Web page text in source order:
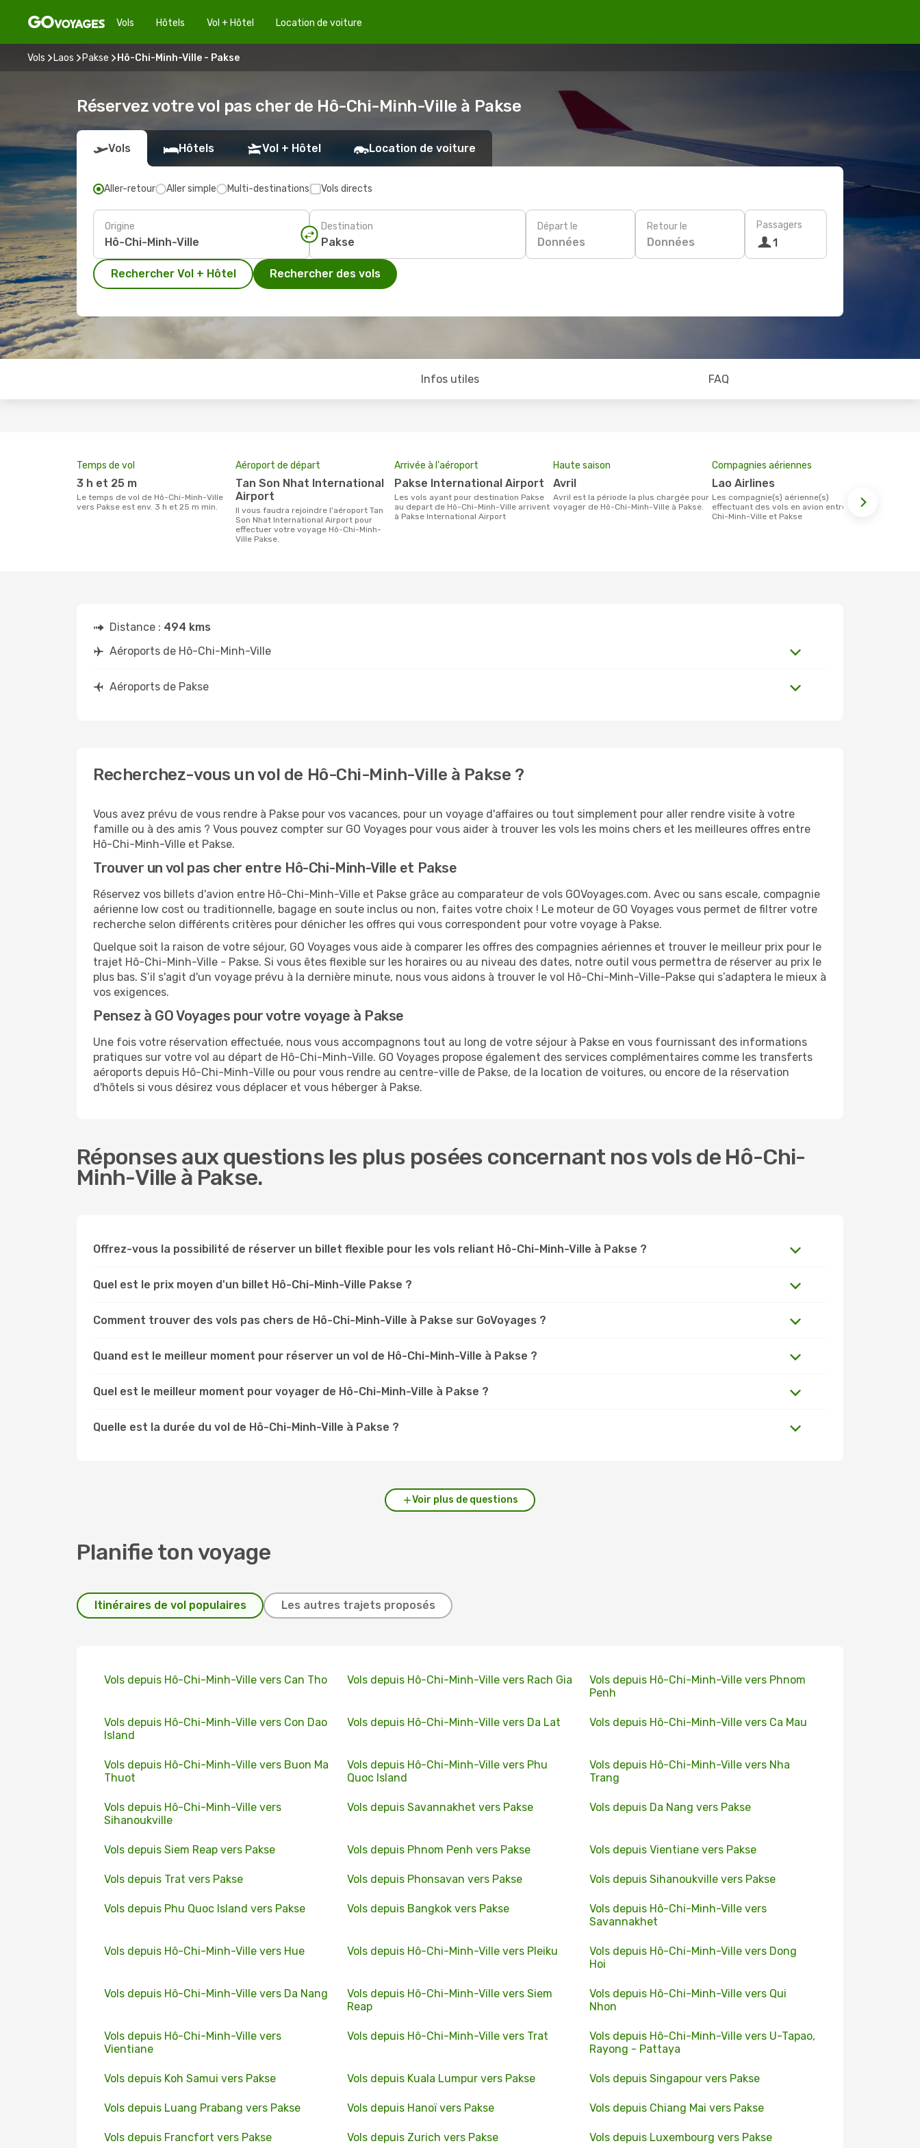
Vols Hôtels Vol + Hôtel Location de voiture
Vols Laos Pakse Hô-Chi-Minh-Ville - Pakse
Réservez votre vol pas cher de Hô-Chi-Minh-Ville à Pakse
Vols Hôtels Vol + Hôtel Location de voiture
Aller-retour Aller simple Multi-destinations Vols directs
Origine Destination Départ le
Données
Retour le
Données
Passagers
1
Rechercher Vol + Hôtel Rechercher des vols
Infos utiles FAQ
Temps de vol
3 h et 25 m
Le temps de vol de Hô-Chi-Minh-Ville
vers Pakse est env. 3 h et 25 m min.
Aéroport de départ
Tan Son Nhat International
Airport
Il vous faudra rejoindre l'aéroport Tan
Son Nhat International Airport pour
effectuer votre voyage Hô-Chi-Minh-
Ville Pakse.
Arrivée à l'aéroport
Pakse International Airport
Les vols ayant pour destination Pakse
au depart de Hô-Chi-Minh-Ville arrivent
à Pakse International Airport
Haute saison
avril
avril est la période la plus chargée pour
voyager de Hô-Chi-Minh-Ville à Pakse.
Compagnies aériennes
Lao Airlines
Les compagnie(s) aérienne(s)
effectuant des vols en avion entre Hô-
Chi-Minh-Ville et Pakse
Distance : 494 kms
Aéroports de Hô-Chi-Minh-Ville
Aéroports de Pakse
Recherchez-vous un vol de Hô-Chi-Minh-Ville à Pakse ?
Vous avez prévu de vous rendre à Pakse pour vos vacances, pour un voyage d'affaires ou tout simplement pour aller rendre visite à votre
famille ou à des amis ? Vous pouvez compter sur GO Voyages pour vous aider à trouver les vols les moins chers et les meilleures offres entre
Hô-Chi-Minh-Ville et Pakse.
Trouver un vol pas cher entre Hô-Chi-Minh-Ville et Pakse
Réservez vos billets d'avion entre Hô-Chi-Minh-Ville et Pakse grâce au comparateur de vols GOVoyages.com. Avec ou sans escale, compagnie
aérienne low cost ou traditionnelle, bagage en soute inclus ou non, faites votre choix ! Le moteur de GO Voyages vous permet de filtrer votre
recherche selon différents critères pour dénicher les offres qui vous correspondent pour votre voyage à Pakse.
Quelque soit la raison de votre séjour, GO Voyages vous aide à comparer les offres des compagnies aériennes et trouver le meilleur prix pour le
trajet Hô-Chi-Minh-Ville - Pakse. Si vous êtes flexible sur les horaires ou au niveau des dates, notre outil vous permettra de réserver au prix le
plus bas. S’il s'agit d'un voyage prévu à la dernière minute, nous vous aidons à trouver le vol Hô-Chi-Minh-Ville-Pakse qui s’adaptera le mieux à
vos exigences.
Pensez à GO Voyages pour votre voyage à Pakse
Une fois votre réservation effectuée, nous vous accompagnons tout au long de votre séjour à Pakse en vous fournissant des informations
pratiques sur votre vol au départ de Hô-Chi-Minh-Ville. GO Voyages propose également des services complémentaires comme les transferts
aéroports depuis Hô-Chi-Minh-Ville ou pour vous rendre au centre-ville de Pakse, de la location de voitures, ou encore de la réservation
d'hôtels si vous désirez vous déplacer et vous héberger à Pakse.
Réponses aux questions les plus posées concernant nos vols de Hô-Chi-
Minh-Ville à Pakse.
Offrez-vous la possibilité de réserver un billet flexible pour les vols reliant Hô-Chi-Minh-Ville à Pakse ?
Quel est le prix moyen d'un billet Hô-Chi-Minh-Ville Pakse ?
Comment trouver des vols pas chers de Hô-Chi-Minh-Ville à Pakse sur GoVoyages ?
Quand est le meilleur moment pour réserver un vol de Hô-Chi-Minh-Ville à Pakse ?
Quel est le meilleur moment pour voyager de Hô-Chi-Minh-Ville à Pakse ?
Quelle est la durée du vol de Hô-Chi-Minh-Ville à Pakse ?
Voir plus de questions
Planifie ton voyage
Itinéraires de vol populaires Les autres trajets proposés
Vols depuis Hô-Chi-Minh-Ville vers Can Tho Vols depuis Hô-Chi-Minh-Ville vers Rach Gia
Vols depuis Hô-Chi-Minh-Ville vers Phnom
Penh
Vols depuis Hô-Chi-Minh-Ville vers Con Dao
Island
Vols depuis Hô-Chi-Minh-Ville vers Da Lat Vols depuis Hô-Chi-Minh-Ville vers Ca Mau
Vols depuis Hô-Chi-Minh-Ville vers Buon Ma
Thuot
Vols depuis Hô-Chi-Minh-Ville vers Phu
Quoc Island
Vols depuis Hô-Chi-Minh-Ville vers Nha
Trang
Vols depuis Hô-Chi-Minh-Ville vers
Sihanoukville
Vols depuis Savannakhet vers Pakse Vols depuis Da Nang vers Pakse
Vols depuis Siem Reap vers Pakse Vols depuis Phnom Penh vers Pakse Vols depuis Vientiane vers Pakse
Vols depuis Trat vers Pakse Vols depuis Phonsavan vers Pakse Vols depuis Sihanoukville vers Pakse
Vols depuis Phu Quoc Island vers Pakse Vols depuis Bangkok vers Pakse
Vols depuis Hô-Chi-Minh-Ville vers
Savannakhet
Vols depuis Hô-Chi-Minh-Ville vers Hue Vols depuis Hô-Chi-Minh-Ville vers Pleiku
Vols depuis Hô-Chi-Minh-Ville vers Dong
Hoi
Vols depuis Hô-Chi-Minh-Ville vers Da Nang
Vols depuis Hô-Chi-Minh-Ville vers Siem
Reap
Vols depuis Hô-Chi-Minh-Ville vers Qui
Nhon
Vols depuis Hô-Chi-Minh-Ville vers
Vientiane
Vols depuis Hô-Chi-Minh-Ville vers Trat
Vols depuis Hô-Chi-Minh-Ville vers U-Tapao,
Rayong - Pattaya
Vols depuis Koh Samui vers Pakse Vols depuis Kuala Lumpur vers Pakse Vols depuis Singapour vers Pakse
Vols depuis Luang Prabang vers Pakse Vols depuis Hanoï vers Pakse Vols depuis Chiang Mai vers Pakse
Vols depuis Francfort vers Pakse Vols depuis Zurich vers Pakse Vols depuis Luxembourg vers Pakse